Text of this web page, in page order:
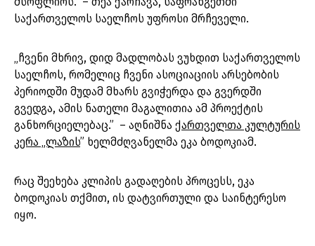
საქართველოს საელჩოს უფროსი მრჩეველი.
„ჩვენი მხრივ, დიდ მადლობას ვუხდით საქართველოს
საელჩოს, რომელიც ჩვენი ასოციაციის არსებობის
პერიოდში მუდამ მხარს გვიჭერდა და გვერდში
გვედგა, ამის ნათელი მაგალითია ამ პროექტის
განხორციელებაც.” – აღნიშნა ქართველთა კულტურის
კერა „ლაზის” ხელმძღვანელმა ეკა ბოდოკიამ.
რაც შეეხება კლიპის გადაღების პროცესს, ეკა
ბოდოკიას თქმით, ის დატვირთული და საინტერესო
იყო.